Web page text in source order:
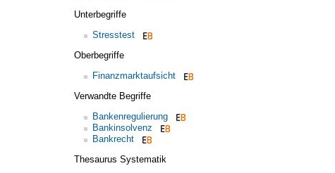
Unterbegriffe
Stresstest
Oberbegriffe
Finanzmarktaufsicht
Verwandte Begriffe
Bankenregulierung
Bankinsolvenz
Bankrecht
Thesaurus Systematik